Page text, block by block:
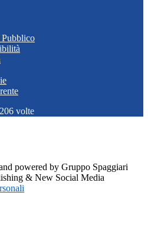
volte
powered by Gruppo Spaggiari
& New Social Media